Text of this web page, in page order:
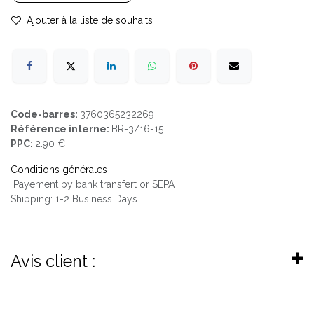
Ajouter à la liste de souhaits
Code-barres: 3760365232269
Référence interne: BR-3/16-15
PPC: 2.90 €
Conditions générales
Payement by bank transfert or SEPA
Shipping: 1-2 Business Days
Avis client :